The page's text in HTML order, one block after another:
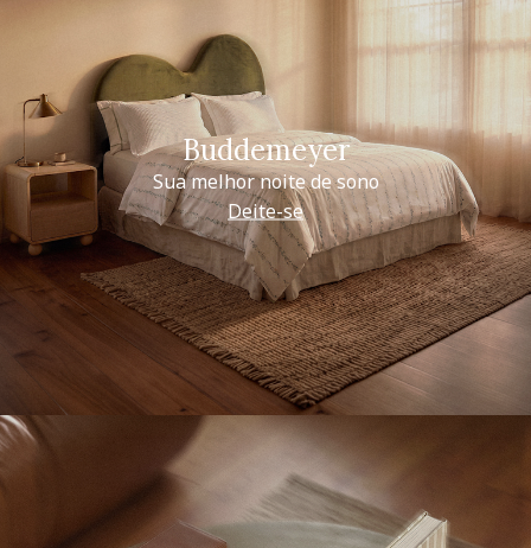
Buddemeyer
Sua melhor noite de sono
Deite-se